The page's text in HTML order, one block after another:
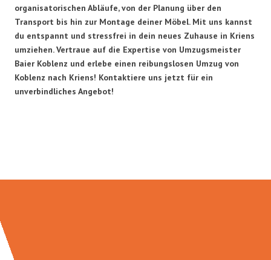
organisatorischen Abläufe, von der Planung über den
Transport bis hin zur Montage deiner Möbel. Mit uns kannst
du entspannt und stressfrei in dein neues Zuhause in Kriens
umziehen. Vertraue auf die Expertise von Umzugsmeister
Baier Koblenz und erlebe einen reibungslosen Umzug von
Koblenz nach Kriens! Kontaktiere uns jetzt für ein
unverbindliches Angebot!